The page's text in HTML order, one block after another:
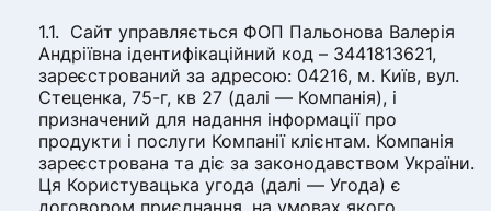
Сайт управляється ФОП Пальонова Валерія
Андріївна ідентифікаційний код – 3441813621,
зареєстрований за адресою: 04216, м. Київ, вул.
Стеценка, 75-г, кв 27 (далі — Компанія), і
призначений для надання інформації про
продукти і послуги Компанії клієнтам. Компанія
зареєстрована та діє за законодавством України.
Ця Користувацька угода (далі — Угода) є
договором приєднання, на умовах якого